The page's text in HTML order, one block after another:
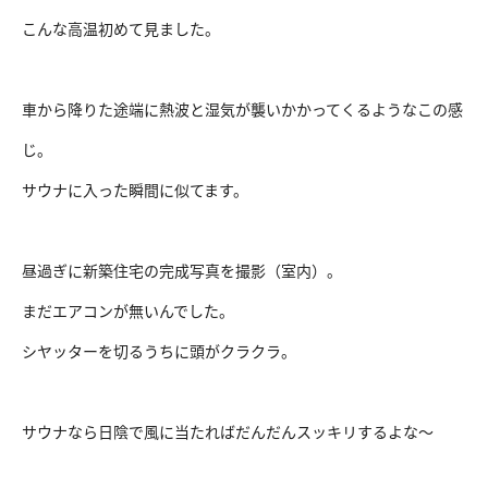
こんな高温初めて見ました。
車から降りた途端に熱波と湿気が襲いかかってくるようなこの感
じ。
サウナに入った瞬間に似てます。
昼過ぎに新築住宅の完成写真を撮影（室内）。
まだエアコンが無いんでした。
シヤッターを切るうちに頭がクラクラ。
サウナなら日陰で風に当たればだんだんスッキリするよな〜